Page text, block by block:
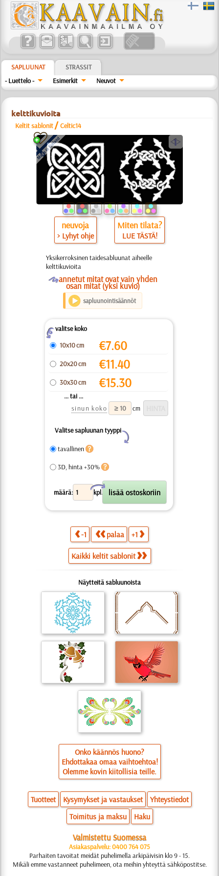
SAPLUUNAT
STRASSIT
- Luettelo -
Esimerkit Neuvot
kelttikuvioita
Keltit sablonit /Celtic14
a
neuvoja
> Lyhyt ohje
Miten tilata?
LUE TÄSTÄ!
Yksikerroksinen taidesabluunat aiheelle
kelttikuvioita
Oannetut mitat ovat vain yhden
osan mitat (yksi kuvio)
sapluunointisäännöt
Zvalitse koko
10x10 cm
€7.60
20x20 cm €11.40
30x30 cm €15.30
... tai ...
sinun koko
cm
Valitse sapluunan tyyppi
Y
tavallinen
3D, hinta +30%
määrä: kpl.
X
-1 palaa +1
Kaikki keltit sablonit
Näytteitä sabluunoista
Onko käännös huono?
Ehdottakaa omaa vaihtoehtoa!
Olemme kovin kiitollisia teille.
Tuotteet Kysymykset ja vastaukset
Yhteystiedot
Toimitus ja maksu
Haku
Valmistettu Suomessa
Asiakaspalvelu: 0400 764 075
Parhaiten tavoitat meidät puhelimella arkipäivisin klo 9 - 15.
Mikäli emme vastanneet puhelimeen, ota meihin yhteyttä sähköpostitse.